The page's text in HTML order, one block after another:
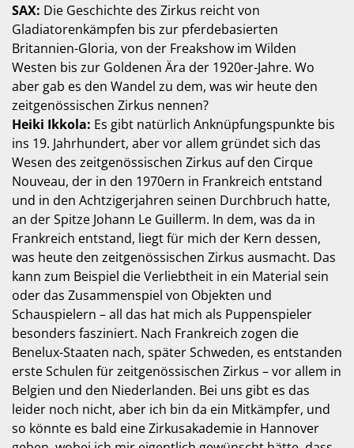
SAX: Die Geschichte des Zirkus reicht von
Gladiatorenkämpfen bis zur pferdebasierten
Britannien-Gloria, von der Freakshow im Wilden
Westen bis zur Goldenen Ära der 1920er-Jahre. Wo
aber gab es den Wandel zu dem, was wir heute den
zeitgenössischen Zirkus nennen?
Heiki Ikkola: Es gibt natürlich Anknüpfungspunkte bis
ins 19. Jahrhundert, aber vor allem gründet sich das
Wesen des zeitgenössischen Zirkus auf den Cirque
Nouveau, der in den 1970ern in Frankreich entstand
und in den Achtzigerjahren seinen Durchbruch hatte,
an der Spitze Johann Le Guillerm. In dem, was da in
Frankreich entstand, liegt für mich der Kern dessen,
was heute den zeitgenössischen Zirkus ausmacht. Das
kann zum Beispiel die Verliebtheit in ein Material sein
oder das Zusammenspiel von Objekten und
Schauspielern – all das hat mich als Puppenspieler
besonders fasziniert. Nach Frankreich zogen die
Benelux-Staaten nach, später Schweden, es entstanden
erste Schulen für zeitgenössischen Zirkus – vor allem in
Belgien und den Niederlanden. Bei uns gibt es das
leider noch nicht, aber ich bin da ein Mitkämpfer, und
so könnte es bald eine Zirkusakademie in Hannover